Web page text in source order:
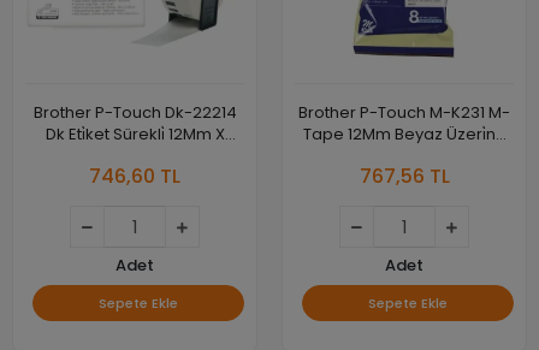
Brother P-Touch Dk-22214
Dk Eti̇ket Sürekli̇ 12Mm X
Eti̇ket
746,60 TL
Adet
Sepete Ekle
Brother P-Touch M-K231 M-
Tape 12Mm Beyaz Üzeri̇ne
767,56 TL
Adet
Sepete Ekle